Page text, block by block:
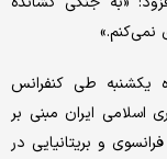
نمی‌کنم.»
یکشنبه طی کنفرانس
اسلامی ایران مبنی بر
و بریتانیایی در